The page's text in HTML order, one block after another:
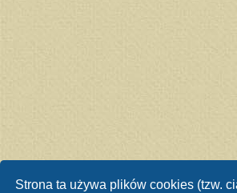
Strona ta używa plików cookies (tzw.